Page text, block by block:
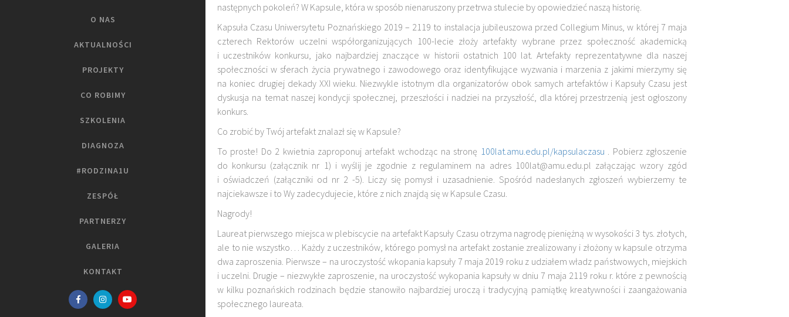
O NAS
AKTUALNOŚCI
PROJEKTY
CO ROBIMY
SZKOLENIA
DIAGNOZA
#RODZINA1U
ZESPÓŁ
PARTNERZY
GALERIA
KONTAKT
następnych pokoleń? W Kapsule, która w sposób nienaruszony przetrwa stulecie by opowiedzieć naszą historię.
Kapsuła Czasu Uniwersytetu Poznańskiego 2019 – 2119 to instalacja jubileuszowa przed Collegium Minus, w której 7 maja
czterech Rektorów uczelni współorganizujących 100-lecie złoży artefakty wybrane przez społeczność akademicką
i uczestników konkursu, jako najbardziej znaczące w historii ostatnich 100 lat. Artefakty reprezentatywne dla naszej
społeczności w sferach życia prywatnego i zawodowego oraz identyfikujące wyzwania i marzenia z jakimi mierzymy się
na koniec drugiej dekady XXI wieku. Niezwykle istotnym dla organizatorów obok samych artefaktów i Kapsuły Czasu jest
dyskusja na temat naszej kondycji społecznej, przeszłości i nadziei na przyszłość, dla której przestrzenią jest ogłoszony
konkurs.
Co zrobić by Twój artefakt znalazł się w Kapsule?
To proste! Do 2 kwietnia zaproponuj artefakt wchodząc na stronę 100lat.amu.edu.pl/kapsulaczasu . Pobierz zgłoszenie
do konkursu (załącznik nr 1) i wyślij je zgodnie z regulaminem na adres 100lat@amu.edu.pl załączając wzory zgód
i oświadczeń (załączniki od nr 2 -5). Liczy się pomysł i uzasadnienie. Spośród nadesłanych zgłoszeń wybierzemy te
najciekawsze i to Wy zadecydujecie, które z nich znajdą się w Kapsule Czasu.
Nagrody!
Laureat pierwszego miejsca w plebiscycie na artefakt Kapsuły Czasu otrzyma nagrodę pieniężną w wysokości 3 tys. złotych,
ale to nie wszystko… Każdy z uczestników, którego pomysł na artefakt zostanie zrealizowany i złożony w kapsule otrzyma
dwa zaproszenia. Pierwsze – na uroczystość wkopania kapsuły 7 maja 2019 roku z udziałem władz państwowych, miejskich
i uczelni. Drugie – niezwykłe zaproszenie, na uroczystość wykopania kapsuły w dniu 7 maja 2119 roku r. które z pewnością
w kilku poznańskich rodzinach będzie stanowiło najbardziej uroczą i tradycyjną pamiątkę kreatywności i zaangażowania
społecznego laureata.